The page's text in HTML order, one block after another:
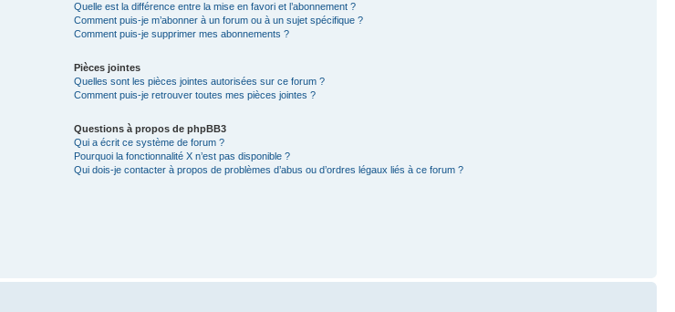
Quelle est la différence entre la mise en favori et l’abonnement ?
Comment puis-je m’abonner à un forum ou à un sujet spécifique ?
Comment puis-je supprimer mes abonnements ?
Pièces jointes
Quelles sont les pièces jointes autorisées sur ce forum ?
Comment puis-je retrouver toutes mes pièces jointes ?
Questions à propos de phpBB3
Qui a écrit ce système de forum ?
Pourquoi la fonctionnalité X n’est pas disponible ?
Qui dois-je contacter à propos de problèmes d’abus ou d’ordres légaux liés à ce forum ?